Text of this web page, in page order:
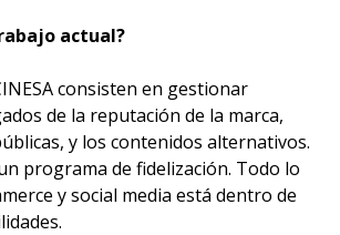
actual?
consisten en gestionar
de la reputación de la marca,
y los contenidos alternativos.
programa de fidelización. Todo lo
y social media está dentro de